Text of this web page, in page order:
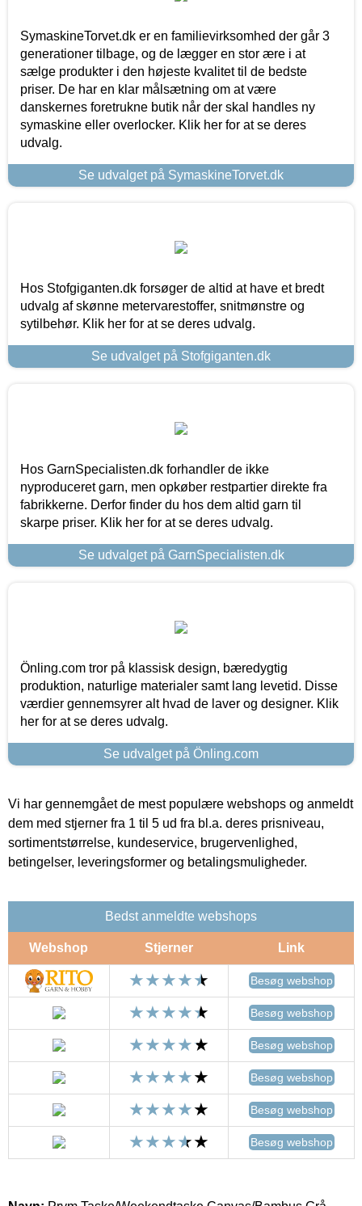
SymaskineTorvet.dk er en familievirksomhed der går 3
generationer tilbage, og de lægger en stor ære i at
sælge produkter i den højeste kvalitet til de bedste
priser. De har en klar målsætning om at være
danskernes foretrukne butik når der skal handles ny
symaskine eller overlocker. Klik her for at se deres
udvalg.
Se udvalget på SymaskineTorvet.dk
Hos Stofgiganten.dk forsøger de altid at have et bredt
udvalg af skønne metervarestoffer, snitmønstre og
sytilbehør. Klik her for at se deres udvalg.
Se udvalget på Stofgiganten.dk
Hos GarnSpecialisten.dk forhandler de ikke
nyproduceret garn, men opkøber restpartier direkte fra
fabrikkerne. Derfor finder du hos dem altid garn til
skarpe priser. Klik her for at se deres udvalg.
Se udvalget på GarnSpecialisten.dk
Önling.com tror på klassisk design, bæredygtig
produktion, naturlige materialer samt lang levetid. Disse
værdier gennemsyrer alt hvad de laver og designer. Klik
her for at se deres udvalg.
Se udvalget på Önling.com
Vi har gennemgået de mest populære webshops og anmeldt
dem med stjerner fra 1 til 5 ud fra bl.a. deres prisniveau,
sortimentstørrelse, kundeservice, brugervenlighed,
betingelser, leveringsformer og betalingsmuligheder.
Bedst anmeldte webshops
Webshop Stjerner Link
Besøg webshop
Besøg webshop
Besøg webshop
Besøg webshop
Besøg webshop
Besøg webshop